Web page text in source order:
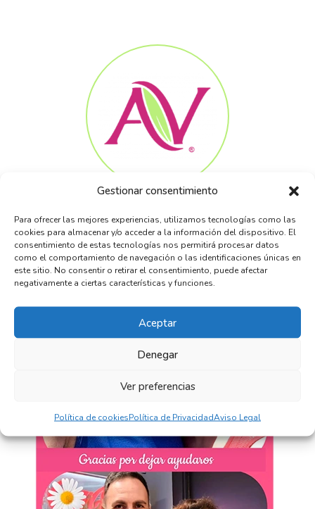
Gestionar consentimiento
Para ofrecer las mejores experiencias, utilizamos tecnologías como las
cookies para almacenar y/o acceder a la información del dispositivo. El
consentimiento de estas tecnologías nos permitirá procesar datos
como el comportamiento de navegación o las identificaciones únicas en
este sitio. No consentir o retirar el consentimiento, puede afectar
negativamente a ciertas características y funciones.
Aceptar
Denegar
Ver preferencias
Política de cookiesPolítica de PrivacidadAviso Legal
Algunos testimonios
Un resumen de las opiniones de mis pacientes.